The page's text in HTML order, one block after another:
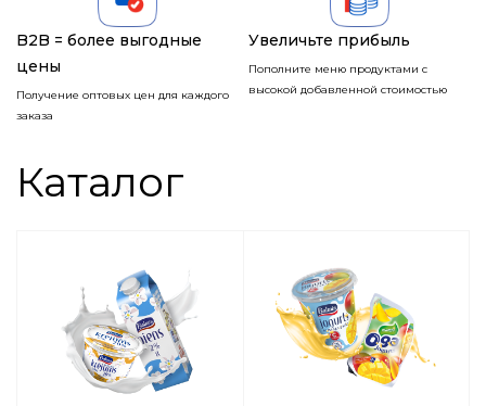
B2B = более выгодные
цены
Получение оптовых цен для каждого
заказа
Увеличьте прибыль
Пополните меню продуктами с
высокой добавленной стоимостью
Каталог